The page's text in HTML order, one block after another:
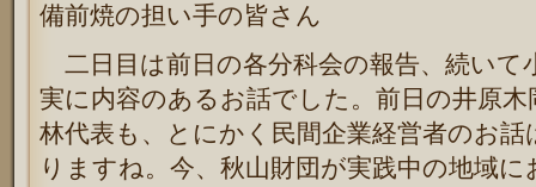
備前焼の担い手の皆さん
二日目は前日の各分科会の報告、続いて
実に内容のあるお話でした。前日の井原
林代表も、とにかく民間企業経営者のお
りますね。今、秋山財団が実践中の地域